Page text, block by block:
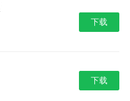
下载
下载